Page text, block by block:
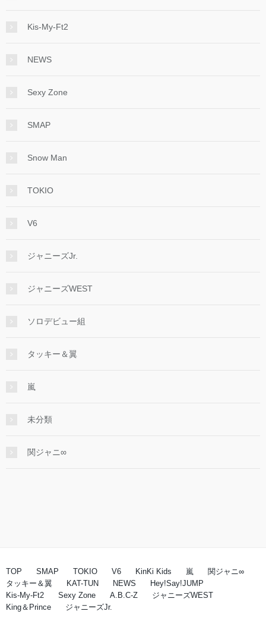
Kis-My-Ft2
NEWS
Sexy Zone
SMAP
Snow Man
TOKIO
V6
ジャニーズJr.
ジャニーズWEST
ソロデビュー組
タッキー＆翼
嵐
未分類
関ジャニ∞
TOP SMAP TOKIO V6 KinKi Kids 嵐
関ジャニ∞
タッキー＆翼
KAT-TUN NEWS
Hey!Say!JUMP
Kis-My-Ft2
Sexy Zone A.B.C-Z
ジャニーズWEST
King＆Prince
ジャニーズJr.